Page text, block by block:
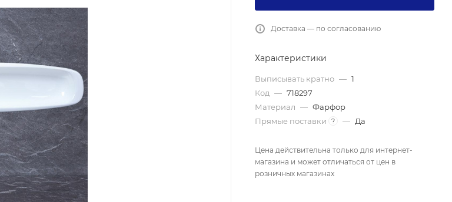
Доставка — по согласованию
Характеристики
Выписывать кратно — 1
Код — 718297
Материал — Фарфор
Прямые поставки
? — Да
Цена действительна только для интернет-
магазина и может отличаться от цен в
розничных магазинах